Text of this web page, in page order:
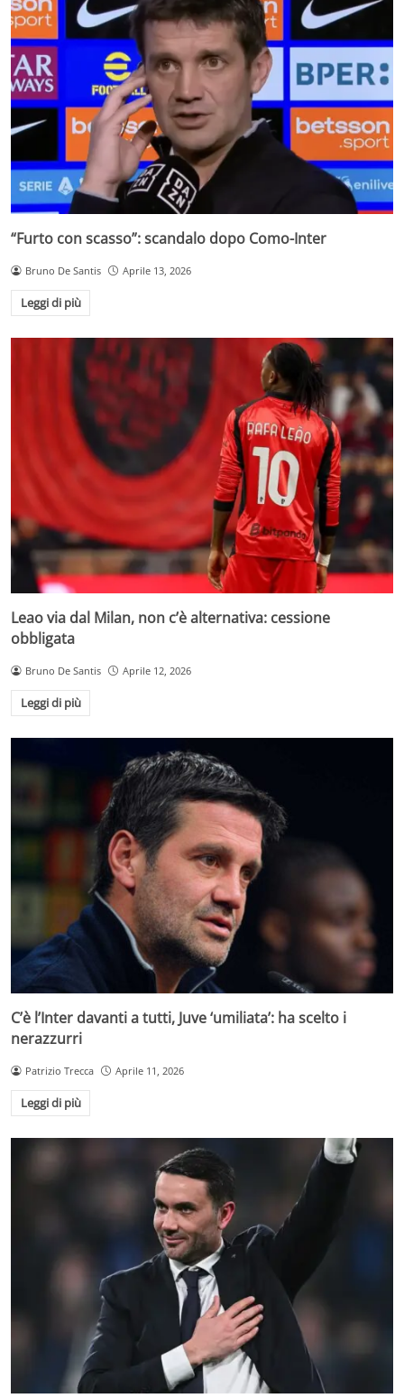
“Furto con scasso”: scandalo dopo Como-Inter
Bruno De Santis Aprile 13, 2026
Leggi di più
Leao via dal Milan, non c’è alternativa: cessione
obbligata
Bruno De Santis Aprile 12, 2026
Leggi di più
C’è l’Inter davanti a tutti, Juve ‘umiliata’: ha scelto i
nerazzurri
Patrizio Trecca Aprile 11, 2026
Leggi di più